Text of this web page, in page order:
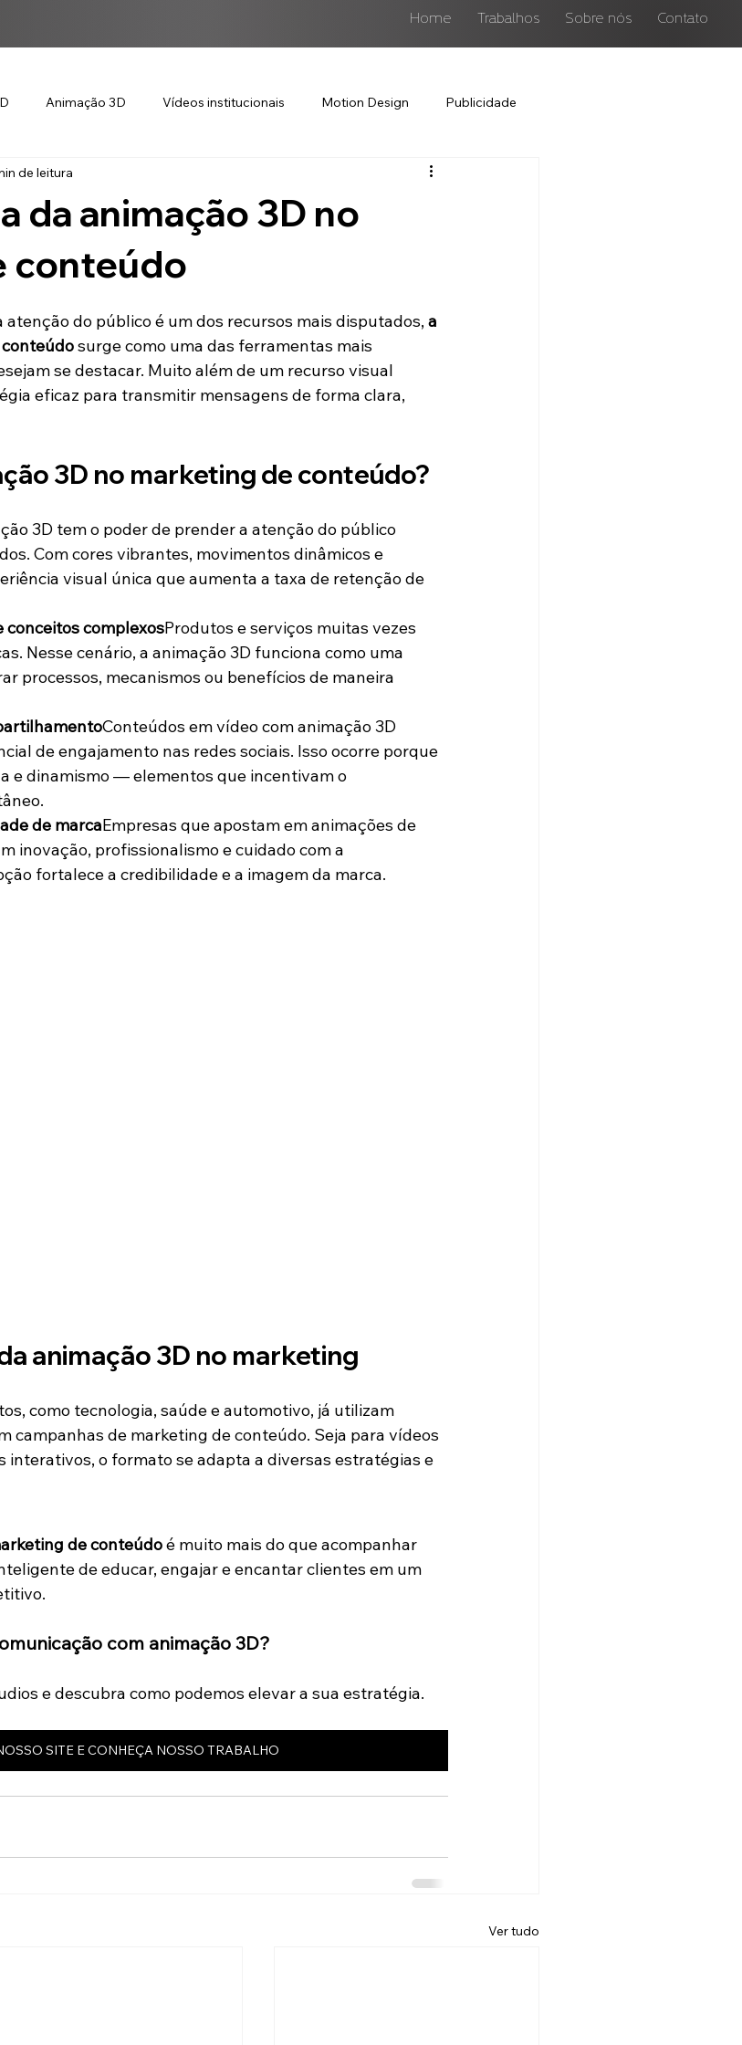
Home Trabalhos Sobre nós Contato
Animação 3D Vídeos institucionais Motion Design Publicidade
da animação 3D no
conteúdo
de leitura
do público é um dos recursos mais disputados, a
surge como uma das ferramentas mais
se destacar. Muito além de um recurso visual
eficaz para transmitir mensagens de forma clara,
3D no marketing de conteúdo?
3D tem o poder de prender a atenção do público
Com cores vibrantes, movimentos dinâmicos e
visual única que aumenta a taxa de retenção de
conceitos complexosProdutos e serviços muitas vezes
Nesse cenário, a animação 3D funciona como uma
processos, mecanismos ou benefícios de maneira
Conteúdos em vídeo com animação 3D
de engajamento nas redes sociais. Isso ocorre porque
e dinamismo — elementos que incentivam o
de marcaEmpresas que apostam em animações de
inovação, profissionalismo e cuidado com a
fortalece a credibilidade e a imagem da marca.
animação 3D no marketing
como tecnologia, saúde e automotivo, já utilizam
campanhas de marketing de conteúdo. Seja para vídeos
interativos, o formato se adapta a diversas estratégias e
de conteúdo é muito mais do que acompanhar
de educar, engajar e encantar clientes em um
com animação 3D?
e descubra como podemos elevar a sua estratégia.
SITE E CONHEÇA NOSSO TRABALHO
Ver tudo